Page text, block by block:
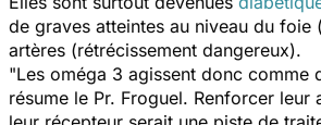
de graves atteintes au niveau du foie (
artères (rétrécissement dangereux).
"Les oméga 3 agissent donc comme
résume le Pr. Froguel. Renforcer leur